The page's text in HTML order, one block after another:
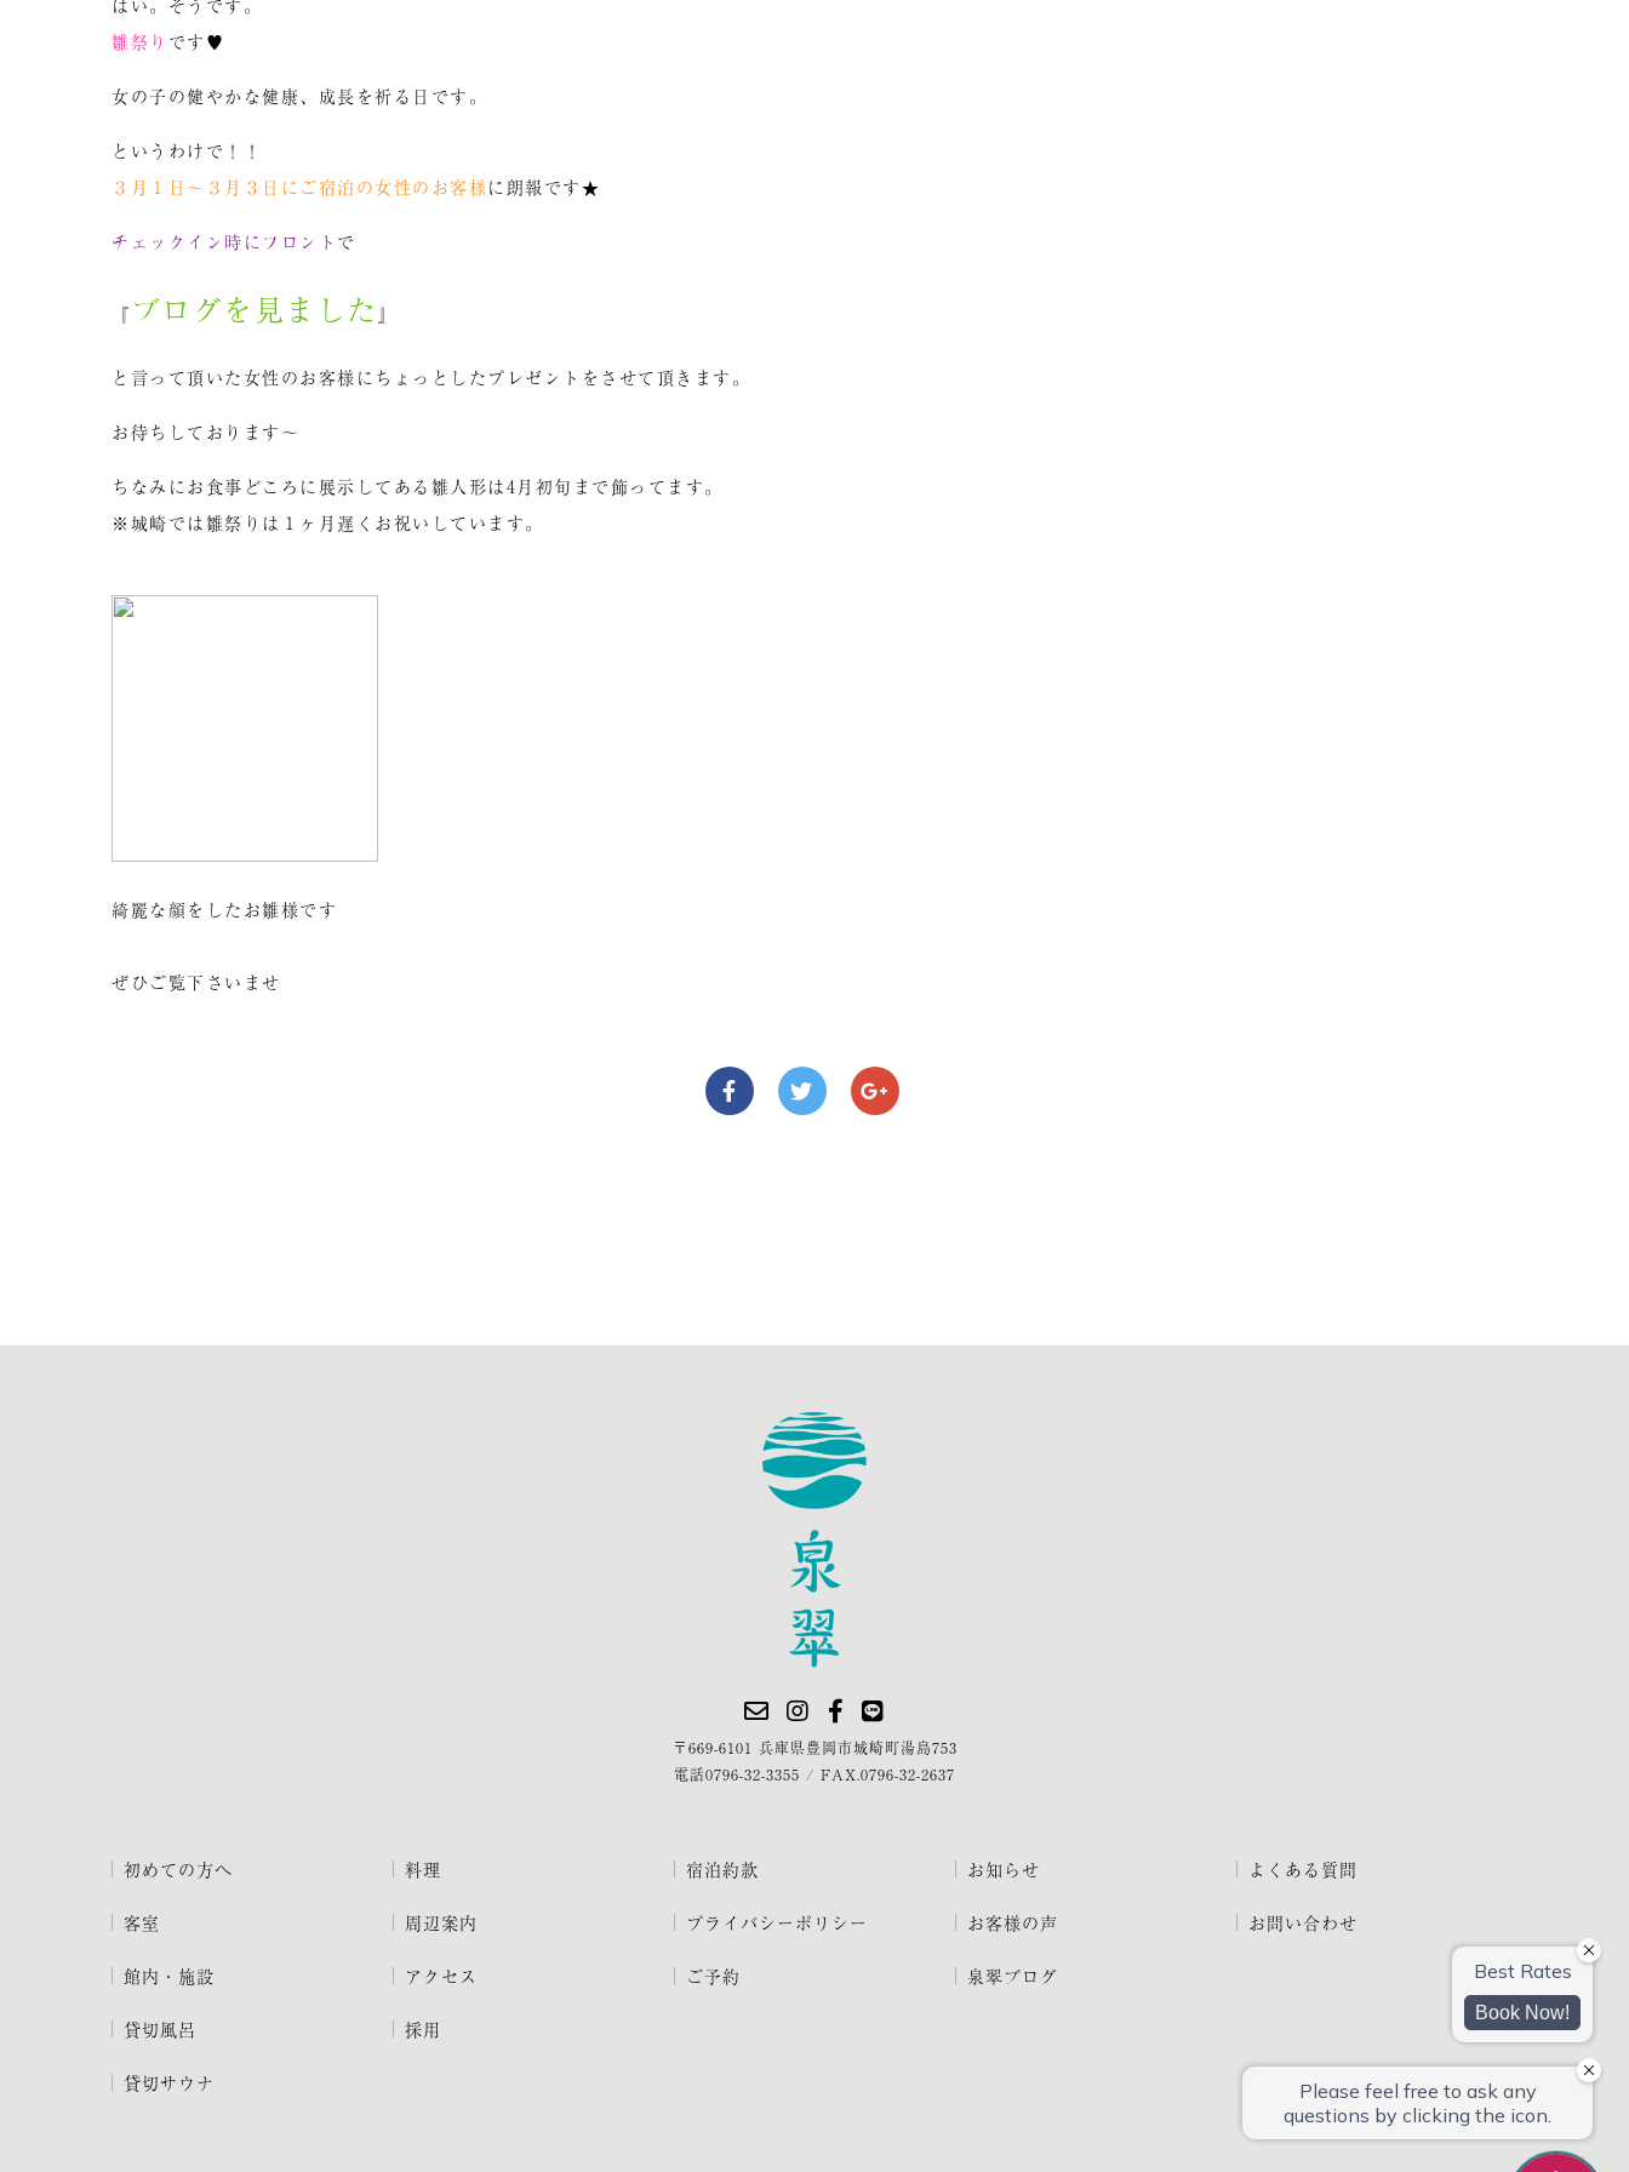
はい。そうです。
雛祭り です♥︎
女の子の健やかな健康、成長を祈る日です。
というわけで！！
３月１日～３月３日にご宿泊の女性のお客様に朗報です★
チェックイン時にフロント で
『 ブログを見ました 』
と言って頂いた女性のお客様にちょっとしたプレゼントをさせて頂きます。
お待ちしております～
ちなみにお食事どころに展示してある雛人形は4月初旬まで飾ってます。
※城崎では雛祭りは１ヶ月遅くお祝いしています。
綺麗な顔をしたお雛様です
ぜひご覧下さいませ
〒669-6101 兵庫県豊岡市城崎町湯島753
電話0796-32-3355 / FAX.0796-32-2637
初めての方へ
客室
館内・施設
貸切風呂
貸切サウナ
料理
周辺案内
アクセス
採用
宿泊約款
プライバシーポリシー
ご予約
お知らせ
お客様の声
泉翠ブログ
よくある質問
お問い合わせ